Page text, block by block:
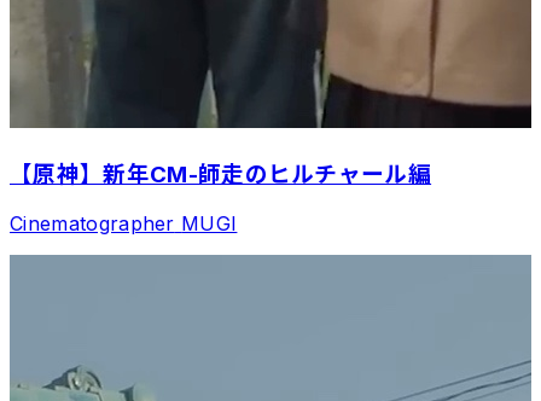
【原神】新年CM-師走のヒルチャール編
Cinematographer MUGI